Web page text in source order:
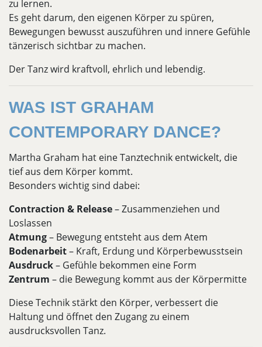
zu lernen.
Es geht darum, den eigenen Körper zu spüren,
Bewegungen bewusst auszuführen und innere Gefühle
tänzerisch sichtbar zu machen.
Der Tanz wird kraftvoll, ehrlich und lebendig.
WAS IST GRAHAM
CONTEMPORARY DANCE?
Martha Graham hat eine Tanztechnik entwickelt, die
tief aus dem Körper kommt.
Besonders wichtig sind dabei:
Contraction & Release– Zusammenziehen und
Loslassen
Atmung– Bewegung entsteht aus dem Atem
Bodenarbeit– Kraft, Erdung und Körperbewusstsein
Ausdruck– Gefühle bekommen eine Form
Zentrum – die Bewegung kommt aus der Körpermitte
Diese Technik stärkt den Körper, verbessert die
Haltung und öffnet den Zugang zu einem
ausdrucksvollen Tanz.